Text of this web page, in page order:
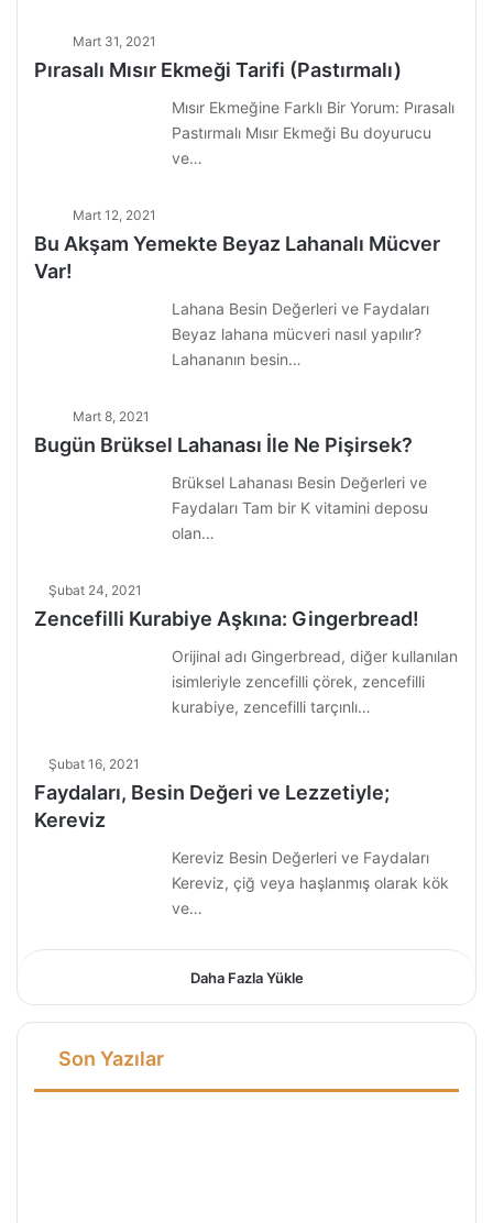
Mart 31, 2021
Pırasalı Mısır Ekmeği Tarifi (Pastırmalı)
Mısır Ekmeğine Farklı Bir Yorum: Pırasalı
Pastırmalı Mısır Ekmeği Bu doyurucu
ve…
Mart 12, 2021
Bu Akşam Yemekte Beyaz Lahanalı Mücver
Var!
Lahana Besin Değerleri ve Faydaları
Beyaz lahana mücveri nasıl yapılır?
Lahananın besin…
Mart 8, 2021
Bugün Brüksel Lahanası İle Ne Pişirsek?
Brüksel Lahanası Besin Değerleri ve
Faydaları Tam bir K vitamini deposu
olan…
Şubat 24, 2021
Zencefilli Kurabiye Aşkına: Gingerbread!
Orijinal adı Gingerbread, diğer kullanılan
isimleriyle zencefilli çörek, zencefilli
kurabiye, zencefilli tarçınlı…
Şubat 16, 2021
Faydaları, Besin Değeri ve Lezzetiyle;
Kereviz
Kereviz Besin Değerleri ve Faydaları
Kereviz, çiğ veya haşlanmış olarak kök
ve…
Daha Fazla Yükle
Son Yazılar